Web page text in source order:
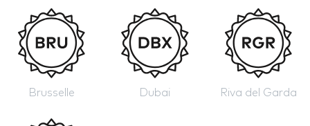
Brusselle Dubai Riva del Garda